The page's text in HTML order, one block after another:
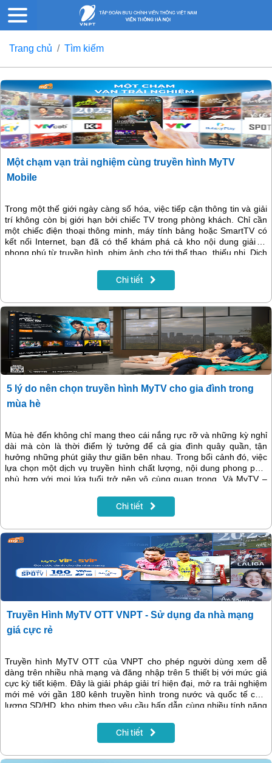
Trang chủ Tìm kiếm
Một chạm vạn trải nghiệm cùng truyền hình MyTV
Mobile
Trong một thế giới ngày càng số hóa, việc tiếp cận thông tin và giải
trí không còn bị giới hạn bởi chiếc TV trong phòng khách. Chỉ cần
một chiếc điện thoại thông minh, máy tính bảng hoặc SmartTV có
kết nối Internet, bạn đã có thể khám phá cả kho nội dung giải trí
phong phú từ truyền hình, phim ảnh cho tới thể thao, thiếu nhi. Dịch
công cụ hoàn hảo để biến điều đó thành hiện thực.
Chi tiết
5 lý do nên chọn truyền hình MyTV cho gia đình trong
mùa hè
Mùa hè đến không chỉ mang theo cái nắng rực rỡ và những kỳ nghỉ
dài mà còn là thời điểm lý tưởng để cả gia đình quây quần, tận
hưởng những phút giây thư giãn bên nhau. Trong bối cảnh đó, việc
lựa chọn một dịch vụ truyền hình chất lượng, nội dung phong phú,
phù hợp với mọi lứa tuổi trở nên vô cùng quan trọng. Và MyTV –
hảo giúp mùa hè của gia đình bạn trở nên trọn vẹn hơn bao giờ hết.
Dưới đây là 5 lý do thuyết phục để bạn nên chọn MyTV trong mùa
Chi tiết
Truyền Hình MyTV OTT VNPT - Sử dụng đa nhà mạng
giá cực rẻ
Truyền hình MyTV OTT của VNPT cho phép người dùng xem dễ
dàng trên nhiều nhà mạng và đăng nhập trên 5 thiết bị với mức giá
cực kỳ tiết kiệm. Đây là giải pháp giải trí hiện đại, mở ra trải nghiệm
mới mẻ với gần 180 kênh truyền hình trong nước và quốc tế chất
lượng SD/HD, kho phim theo yêu cầu hấp dẫn cùng nhiều tính năng
và thú vị cho mọi thành viên trong gia đình.
Chi tiết